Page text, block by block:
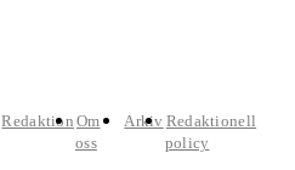
Redaktion Om
oss
Arkiv Redaktionell
policy